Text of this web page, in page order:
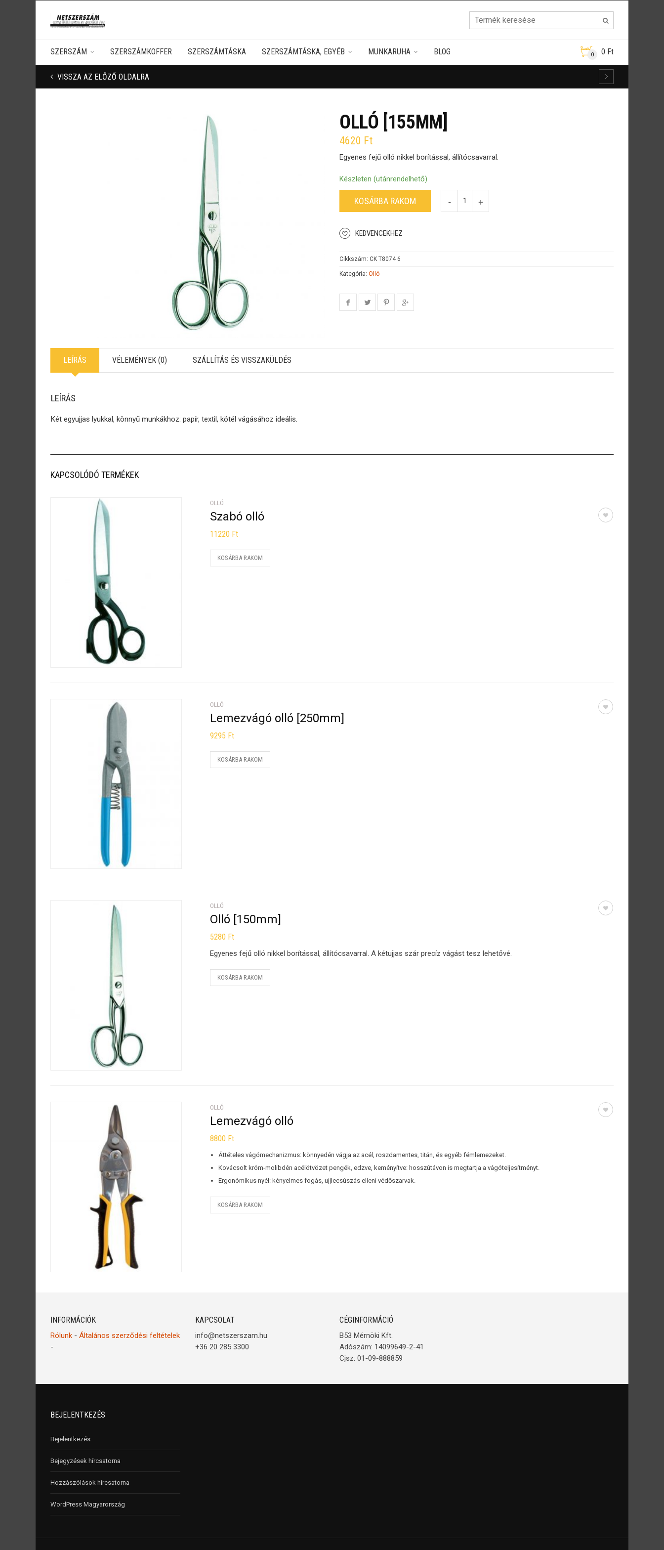
SZERSZÁM SZERSZÁMKOFFER SZERSZÁMTÁSKA SZERSZÁMTÁSKA, EGYÉB MUNKARUHA BLOG 0 0 Ft
VISSZA AZ ELŐZŐ OLDALRA
OLLÓ [155MM]
4620 Ft
Egyenes fejű olló nikkel borítással, állítócsavarral.
Készleten (utánrendelhető)
KOSÁRBA RAKOM
KEDVENCEKHEZ
Cikkszám: CK T8074 6
Kategória: Olló
LEÍRÁS VÉLEMÉNYEK (0) SZÁLLÍTÁS ÉS VISSZAKÜLDÉS
LEÍRÁS
Két egyujjas lyukkal, könnyű munkákhoz: papír, textil, kötél vágásához ideális.
KAPCSOLÓDÓ TERMÉKEK
OLLÓ
Szabó olló
11220 Ft
KOSÁRBA RAKOM
OLLÓ
Lemezvágó olló [250mm]
9295 Ft
KOSÁRBA RAKOM
OLLÓ
Olló [150mm]
5280 Ft
Egyenes fejű olló nikkel borítással, állítócsavarral. A kétujjas szár precíz vágást tesz lehetővé.
KOSÁRBA RAKOM
OLLÓ
Lemezvágó olló
8800 Ft
Áttételes vágómechanizmus: könnyedén vágja az acél, roszdamentes, titán, és egyéb fémlemezeket.
Kovácsolt króm-molibdén acélötvözet pengék, edzve, keményítve: hosszútávon is megtartja a vágóteljesítményt.
Ergonómikus nyél: kényelmes fogás, ujjlecsúszás elleni védőszarvak.
KOSÁRBA RAKOM
INFORMÁCIÓK
Rólunk - Általános szerződési feltételek
-
KAPCSOLAT
info@netszerszam.hu
+36 20 285 3300
CÉGINFORMÁCIÓ
B53 Mérnöki Kft.
Adószám: 14099649-2-41
Cjsz: 01-09-888859
BEJELENTKEZÉS
Bejelentkezés
Bejegyzések hírcsatorna
Hozzászólások hírcsatorna
WordPress Magyarország